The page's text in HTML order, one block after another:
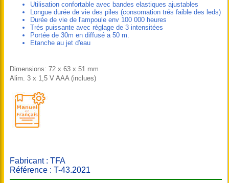
Utilisation confortable avec bandes elastiques ajustables
Longue durée de vie des piles (consomation trés faible des leds)
Durée de vie de l'ampoule env 100 000 heures
Trés puissante avec réglage de 3 intensitées
Portée de 30m en diffusé a 50 m.
Etanche au jet d'eau
Dimensions: 72 x 63 x 51 mm
Alim. 3 x 1,5 V AAA (inclues)
Fabricant : TFA
Référence : T-43.2021